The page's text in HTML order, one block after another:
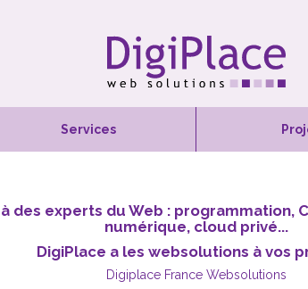
Services
des experts du Web : programmation,
numérique, cloud privé...
DigiPlace a les websolutions à vos
Digiplace France Websolutions